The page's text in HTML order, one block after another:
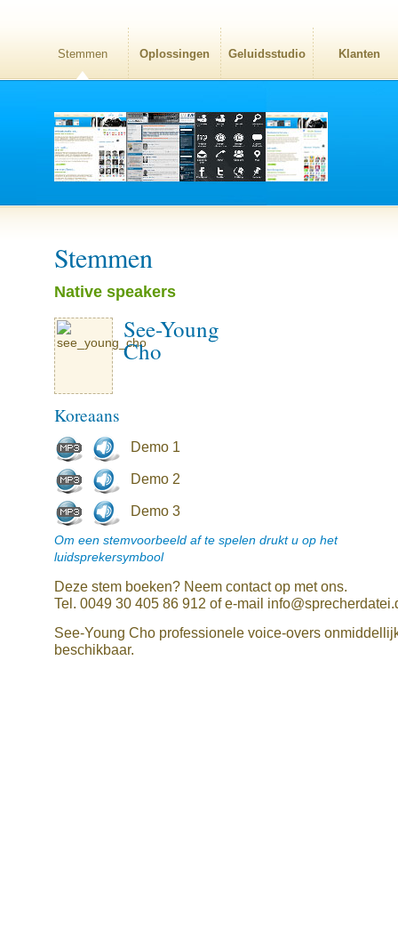
Stemmen Oplossingen Geluidsstudio Klanten
Stemmen
Native speakers
See-Young
Cho
Koreaans
Demo 1
Demo 2
Demo 3
Om een stemvoorbeeld af te spelen drukt u op het
luidsprekersymbool
Deze stem boeken? Neem contact op met ons.
Tel. 0049 30 405 86 912 of e-mail
See-Young Cho professionele voice-overs
beschikbaar.